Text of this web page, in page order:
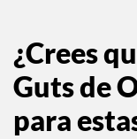
¿Crees
Guts de
para